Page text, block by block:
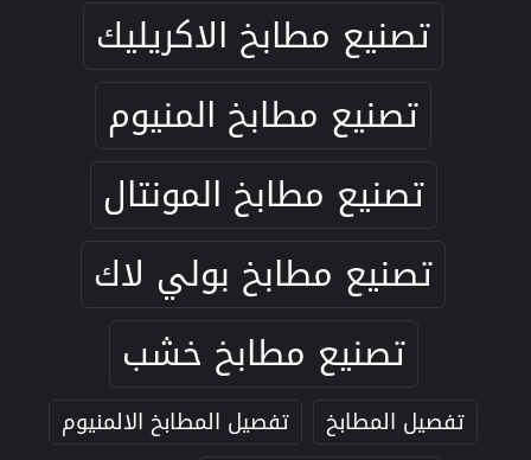
تصنيع مطابخ الاكريليك
تصنيع مطابخ المنيوم
تصنيع مطابخ المونتال
تصنيع مطابخ بولي لاك
تصنيع مطابخ خشب
تفصيل المطابخ
تفصيل المطابخ الالمنيوم